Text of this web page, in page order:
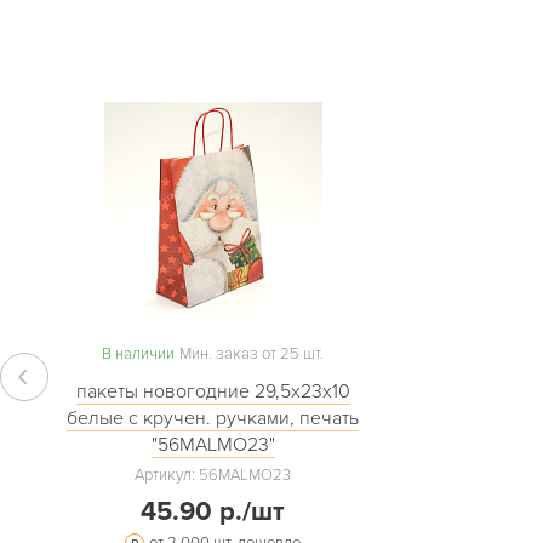
В наличии Мин. заказ от 25 шт.
пакеты новогодние 29,5х23х10
белые с кручен. ручками, печать
"56MALMO23"
Артикул: 56MALMO23
45.90 р./шт